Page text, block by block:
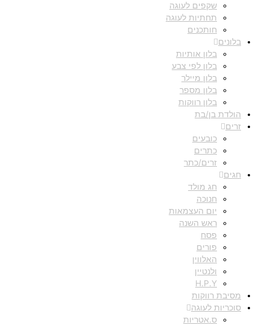
שקפים לעוגה
תחתיות לעוגה
חותכנים
בלונים
בלון אותיות
בלון לפי צבע
בלון מיילר
בלון מספר
בלון רווקות
הולדת בן/בת
זרים
כובעים
כתרים
זרים/כתר
חגים
חג מולד
חנוכה
יום העצמאות
ראש השנה
פסח
פורים
האלווין
ולנטיין
H.P.Y
מסיבת רווקות
סוכריות לעוגה
ס.אטריות